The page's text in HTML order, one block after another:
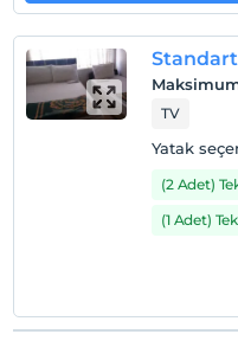
Evcil hayvan kabul
Sigara
Odalarda sigara içilmez
2 yaşına kadar olan
TV
Yatak
(2 Adet)
(1 Adet)